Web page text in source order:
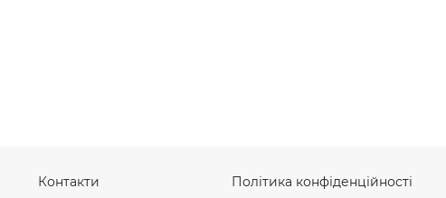
Контакти Політика конфіденційності